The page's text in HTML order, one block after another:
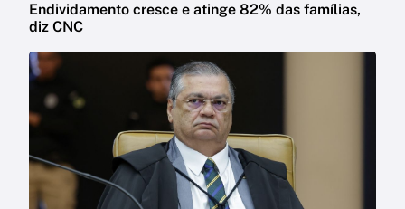
Endividamento cresce e atinge 82% das famílias,
diz CNC